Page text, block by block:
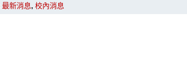
最新消息, 校內消息